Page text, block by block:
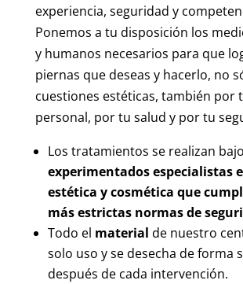
experiencia, seguridad y
Ponemos a tu disposición los
y humanos necesarios para que
piernas que deseas y hacerlo, no
cuestiones estéticas, también por
personal, por tu salud y por tu
Los tratamientos se realizan
experimentados especialistas
estética y cosmética que
más estrictas normas de
Todo el material de nuestro
solo uso y se desecha de forma
después de cada intervención.